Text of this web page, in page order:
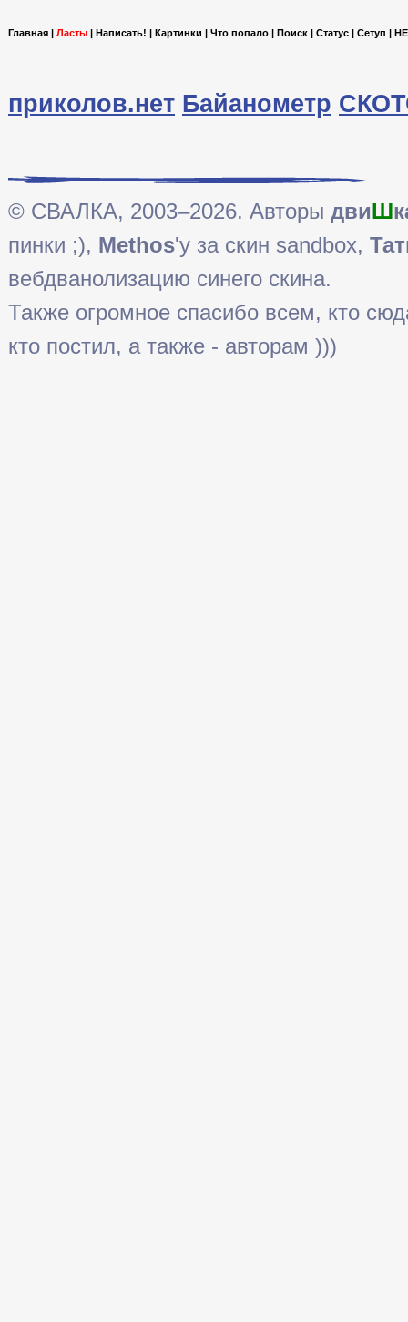
Главная | Ласты | Написать! | Картинки | Что попало | Поиск | Статус | Сетуп |
приколов.нет Байанометр
© СВАЛКА, 2003–2026. Авторы двиШ
пинки ;), Methos'у за скин sandbox,
вебдванолизацию синего скина.
Также огромное спасибо всем, кто
кто постил, а также - авторам )))